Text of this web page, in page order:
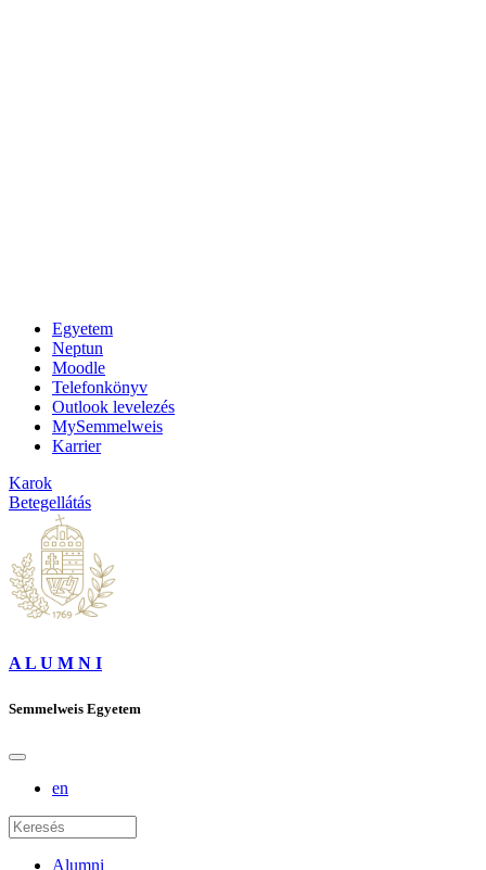
Egyetem
Neptun
Moodle
Telefonkönyv
Outlook levelezés
MySemmelweis
Karrier
Karok
Betegellátás
A L U M N I
Semmelweis Egyetem
en
Alumni